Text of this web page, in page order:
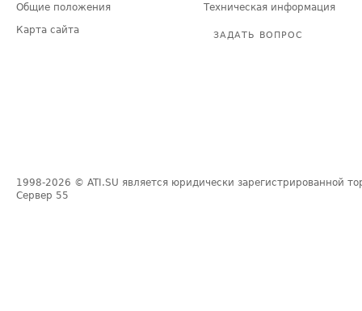
Общие положения
Карта сайта
Техническая информация
ЗАДАТЬ ВОПРОС
1998-2026 © ATI.SU является юридически зарегистрированной
Сервер 55